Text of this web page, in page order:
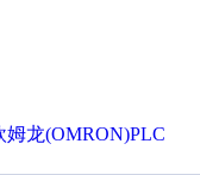
姆龙(OMRON)PLC